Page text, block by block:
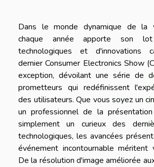
Dans le monde dynamique de la
chaque année apporte son
technologiques et d'innovations
dernier Consumer Electronics Show
exception, dévoilant une série de
prometteurs qui redéfinissent
des utilisateurs. Que vous soyez un
un professionnel de la
simplement un curieux des
technologiques, les avancées
événement incontournable méritent
De la résolution d'image améliorée